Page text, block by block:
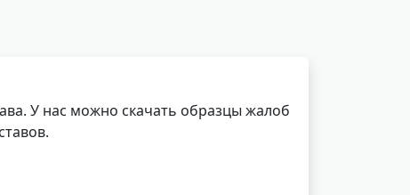
У нас можно скачать образцы жалоб